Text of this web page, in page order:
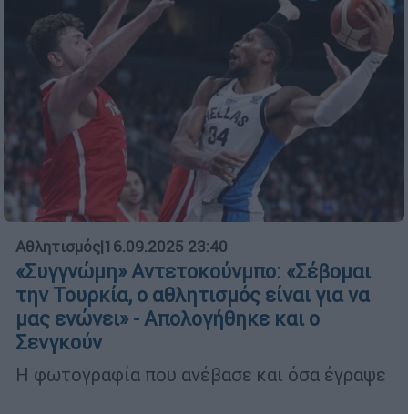
Αθλητισμός|16.09.2025 23:40
«Συγγνώμη» Αντετοκούνμπο: «Σέβομαι
την Τουρκία, ο αθλητισμός είναι για να
μας ενώνει» - Απολογήθηκε και ο
Σενγκούν
Η φωτογραφία που ανέβασε και όσα έγραψε